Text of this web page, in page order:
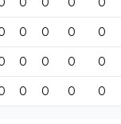
en ont bénéficié
0 0 0 0
0 0 0 0
0 0 0 0